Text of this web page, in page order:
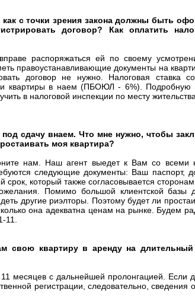
с точки зрения закона должны быть
договор? Как оплатить
распоряжаться ей по своему
правоустанавливающие документы на
договор не нужно. Налоговая ставка
квартиры в наем (ПБОЮЛ - 6%).
в налоговой инспекции по месту
под сдачу внаем. Что мне нужно, чтобы
моя квартира?
нам. Наш агент выедет к Вам со всеми
следующие документы: Ваш паспорт,
который также согласовывается
Помимо большой клиентской базы
другие риэлторы. Поэтому будет ли
она адекватна ценам на рынке. Будем
11.
свою квартиру в аренду на
месяцев с дальнейшей пролонгацией. Если
регистрации, следовательно,